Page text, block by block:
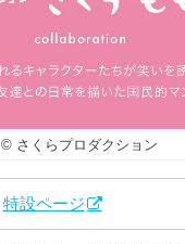
© さくらプロダクション
特設ページ